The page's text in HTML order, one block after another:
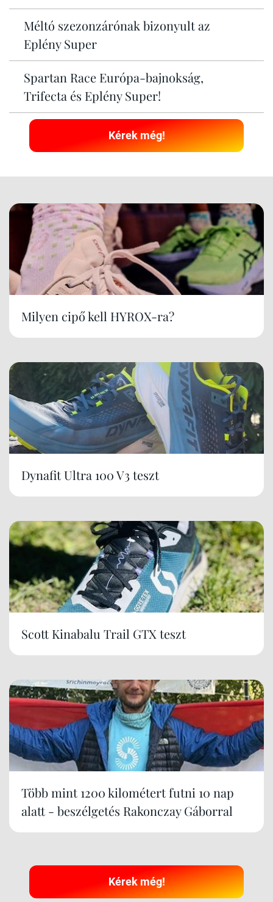
Méltó szezonzárónak bizonyult az
Eplény Super
Spartan Race Európa-bajnokság,
Trifecta és Eplény Super!
Kérek még!
Milyen cipő kell HYROX-ra?
Dynafit Ultra 100 V3 teszt
Scott Kinabalu Trail GTX teszt
Több mint 1200 kilométert futni 10 nap
alatt - beszélgetés Rakonczay Gáborral
Kérek még!